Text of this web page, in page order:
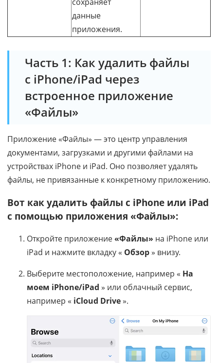
данные
приложения.
Часть 1: Как удалить файлы
с iPhone/iPad через
встроенное приложение
«Файлы»
Приложение «Файлы» — это центр управления
документами, загрузками и другими файлами на
устройствах iPhone и iPad. Оно позволяет удалять
файлы, не привязанные к конкретному приложению.
Вот как удалить файлы с iPhone или iPad
с помощью приложения «Файлы»:
Откройте приложение«Файлы» на iPhone или
iPad и нажмите вкладку « Обзор» внизу.
Выберите местоположение, например « На
моем iPhone/iPad » или облачный сервис,
например « iCloud Drive».